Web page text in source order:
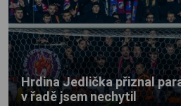
Hrdina Jedlička přiznal
v řadě jsem nechytil